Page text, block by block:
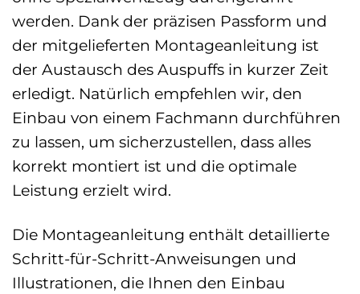
werden. Dank der präzisen Passform und
der mitgelieferten Montageanleitung ist
der Austausch des Auspuffs in kurzer Zeit
erledigt. Natürlich empfehlen wir, den
Einbau von einem Fachmann durchführen
zu lassen, um sicherzustellen, dass alles
korrekt montiert ist und die optimale
Leistung erzielt wird.
Die Montageanleitung enthält detaillierte
Schritt-für-Schritt-Anweisungen und
Illustrationen, die Ihnen den Einbau